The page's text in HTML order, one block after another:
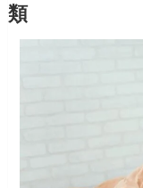
類